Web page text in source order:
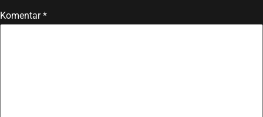
Komentar*